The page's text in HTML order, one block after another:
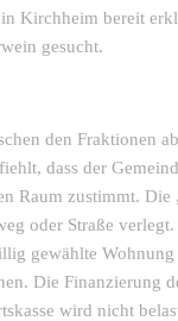
Kirchheim bereit
gesucht.
den Fraktionen
dass der
Raum zustimmt. Die
oder Straße
gewählte
Die Finanzierung
wird nicht